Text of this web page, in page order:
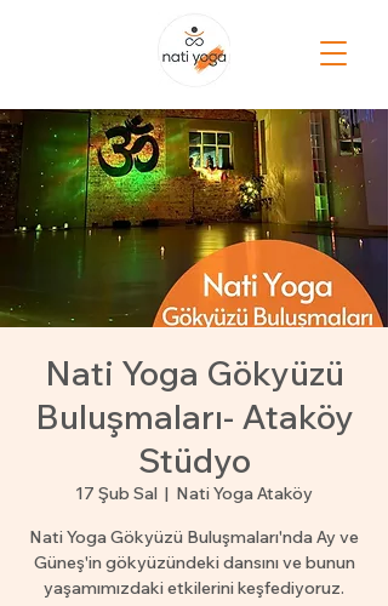
Nati Yoga Gökyüzü
Buluşmaları- Ataköy
Stüdyo
17 Şub Sal
  |
Nati Yoga Ataköy
Nati Yoga Gökyüzü Buluşmaları'nda Ay ve
Güneş'in gökyüzündeki dansını ve bunun
yaşamımızdaki etkilerini keşfediyoruz.